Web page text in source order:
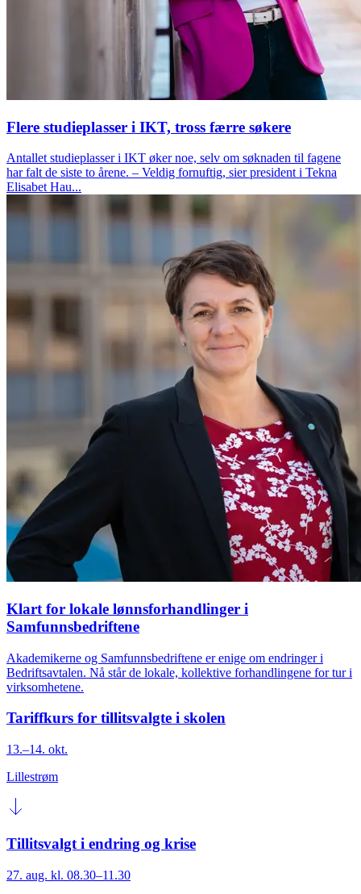
Flere studieplasser i IKT, tross færre søkere
Antallet studieplasser i IKT øker noe, selv om søknaden til fagene
har falt de siste to årene. – Veldig fornuftig, sier president i Tekna
Elisabet Hau...
Klart for lokale lønnsforhandlinger i
Samfunnsbedriftene
Akademikerne og Samfunnsbedriftene er enige om endringer i
Bedriftsavtalen. Nå står de lokale, kollektive forhandlingene for tur i
virksomhetene.
Tariffkurs for tillitsvalgte i skolen
13.–14. okt.
Lillestrøm
Tillitsvalgt i endring og krise
27. aug. kl. 08.30–11.30